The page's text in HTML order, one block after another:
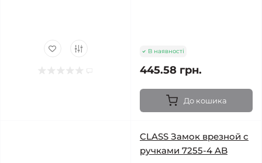
В наявності
445.58 грн.
До кошика
CLASS Замок врезной с
ручками 7255-4 AB